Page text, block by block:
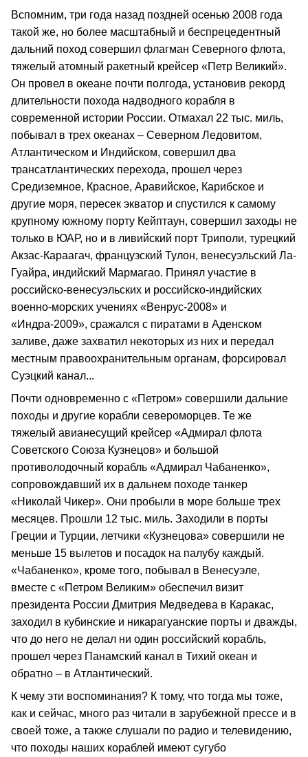
Вспомним, три года назад поздней осенью 2008 года
такой же, но более масштабный и беспрецедентный
дальний поход совершил флагман Северного флота,
тяжелый атомный ракетный крейсер «Петр Великий».
Он провел в океане почти полгода, установив рекорд
длительности похода надводного корабля в
современной истории России. Отмахал 22 тыс. миль,
побывал в трех океанах – Северном Ледовитом,
Атлантическом и Индийском, совершил два
трансатлантических перехода, прошел через
Средиземное, Красное, Аравийское, Карибское и
другие моря, пересек экватор и спустился к самому
крупному южному порту Кейптаун, совершил заходы не
только в ЮАР, но и в ливийский порт Триполи, турецкий
Акзас-Караагач, французский Тулон, венесуэльский Ла-
Гуайра, индийский Мармагао. Принял участие в
российско-венесуэльских и российско-индийских
военно-морских учениях «Венрус-2008» и
«Индра-2009», сражался с пиратами в Аденском
заливе, даже захватил некоторых из них и передал
местным правоохранительным органам, форсировал
Суэцкий канал...
Почти одновременно с «Петром» совершили дальние
походы и другие корабли североморцев. Те же
тяжелый авианесущий крейсер «Адмирал флота
Советского Союза Кузнецов» и большой
противолодочный корабль «Адмирал Чабаненко»,
сопровождавший их в дальнем походе танкер
«Николай Чикер». Они пробыли в море больше трех
месяцев. Прошли 12 тыс. миль. Заходили в порты
Греции и Турции, летчики «Кузнецова» совершили не
меньше 15 вылетов и посадок на палубу каждый.
«Чабаненко», кроме того, побывал в Венесуэле,
вместе с «Петром Великим» обеспечил визит
президента России Дмитрия Медведева в Каракас,
заходил в кубинские и никарагуанские порты и дважды,
что до него не делал ни один российский корабль,
прошел через Панамский канал в Тихий океан и
обратно – в Атлантический.
К чему эти воспоминания? К тому, что тогда мы тоже,
как и сейчас, много раз читали в зарубежной прессе и в
своей тоже, а также слушали по радио и телевидению,
что походы наших кораблей имеют сугубо